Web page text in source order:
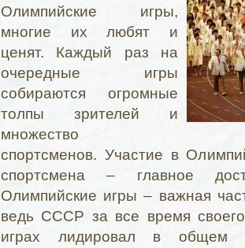
Олимпийские игры,
многие их любят и
ценят. Каждый раз на
очередные игры
собираются огромные
толпы зрителей и
множество
спортсменов. Участие в
спортсмена – главное
Олимпийские игры – важная
ведь СССР за все время
играх лидировал в общем